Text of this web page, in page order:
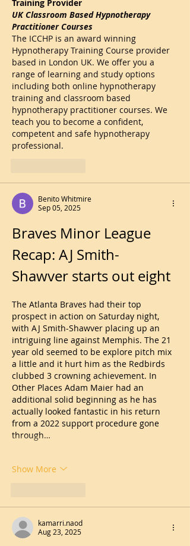
Training Provider
UK Classroom Based Hypnotherapy
Practitioner Courses
The ICCHP is an award winning
Hypnotherapy Training Course provider
based in London UK. We offer you a
range of learning and study options
including both online hypnotherapy
training and classroom based
hypnotherapy practitioner courses. We
teach you to become a confident,
competent and safe hypnotherapy
professional.
Benito Whitmire
Sep 05, 2025
Braves Minor League
Recap: AJ Smith-
Shawver starts out eight
The Atlanta Braves had their top
prospect in action on Saturday night,
with AJ Smith-Shawver placing up an
intriguing line against Memphis. The 21
year old seemed to be explore pitch mix
a little and it hurt him as the Redbirds
clubbed 3 crowning achievement. In
Other Places Adam Maier had an
additional solid beginning as he has
actually looked fantastic in his return
from a 2022 support procedure gone
through…
Show More
kamarri.naod
Aug 23, 2025